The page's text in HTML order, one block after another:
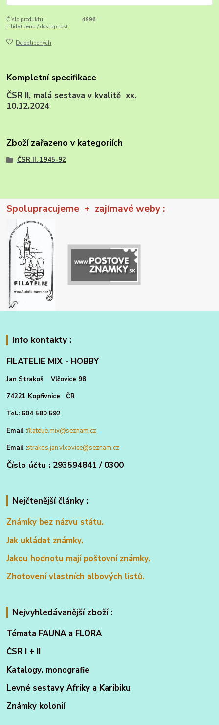
Číslo produktu:
4996
Hlídat cenu / dostupnost
Do oblíbených
Kompletní specifikace
ČSR II, malá sestava v kvalitě xx.
10.12.2024
Zboží zařazeno v kategoriích
ČSR II. 1945-92
Spolupracujeme + zajímavé weby :
Info kontakty :
FILATELIE MIX - HOBBY
Jan Strakoš Vlčovice 98
74221 Kopřivnice ČR
Tel.: 604 580 592
Email :filatelie.mix@seznam.cz
Email :strakos.jan.vlcovice@seznam.cz
Číslo účtu : 293594841 / 0300
Nejčtenější články :
Známky bez názvu státu.
Jak ukládat známky.
Jakou hodnotu mají poštovní známky.
Zhotovení vlastních albových listů.
Nejvyhledávanější zboží :
Témata FAUNA a FLORA
ČSR I + II
Katalogy, monografie
Levné sestavy Afriky a Karibiku
Známky kolonií